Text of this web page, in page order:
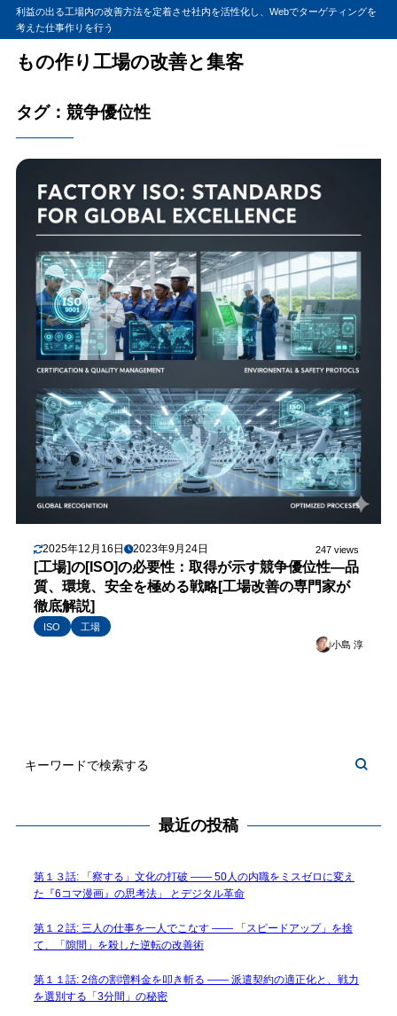
利益の出る工場内の改善方法を定着させ社内を活性化し、Webでターゲティングを
考えた仕事作りを行う
もの作り工場の改善と集客
タグ：競争優位性
2025年12月16日 2023年9月24日 247 views
[工場]の[ISO]の必要性：取得が示す競争優位性—品
質、環境、安全を極める戦略[工場改善の専門家が
徹底解説]
ISO
工場
小島 淳
最近の投稿
第１３話: 「察する」文化の打破 —— 50人の内職をミスゼロに変え
た『6コマ漫画』の思考法」 とデジタル革命
第１２話: 三人の仕事を一人でこなす —— 「スピードアップ」を捨
て、「隙間」を殺した逆転の改善術
第１１話: 2倍の割増料金を叩き斬る —— 派遣契約の適正化と、戦力
を選別する「3分間」の秘密